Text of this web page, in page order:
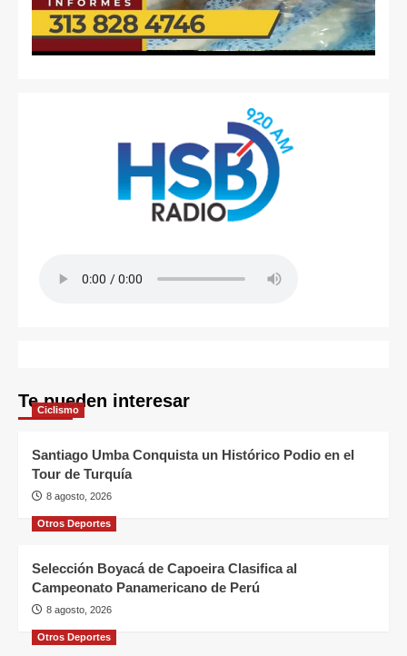
Te pueden interesar
Ciclismo
Santiago Umba Conquista un Histórico Podio en el
Tour de Turquía
8 agosto, 2026
Otros Deportes
Selección Boyacá de Capoeira Clasifica al
Campeonato Panamericano de Perú
8 agosto, 2026
Otros Deportes